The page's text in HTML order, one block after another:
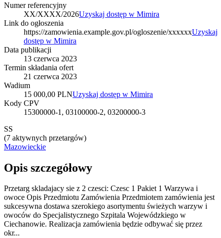
Numer referencyjny
XX/XXXX/2026Uzyskaj dostęp w Mimira
Link do ogłoszenia
https://zamowienia.example.gov.pl/ogloszenie/xxxxxxUzyskaj
dostęp w Mimira
Data publikacji
13 czerwca 2023
Termin składania ofert
21 czerwca 2023
Wadium
15 000,00 PLNUzyskaj dostęp w Mimira
Kody CPV
15300000-1, 03100000-2, 03200000-3
SS
(7 aktywnych przetargów)
Mazowieckie
Opis szczegółowy
Przetarg skladajacy sie z 2 czesci: Czesc 1 Pakiet 1 Warzywa i
owoce Opis Przedmiotu Zamówienia Przedmiotem zamówienia jest
sukcesywna dostawa szerokiego asortymentu świeżych warzyw i
owoców do Specjalistycznego Szpitala Wojewódzkiego w
Ciechanowie. Realizacja zamówienia będzie odbywać się przez
okr...